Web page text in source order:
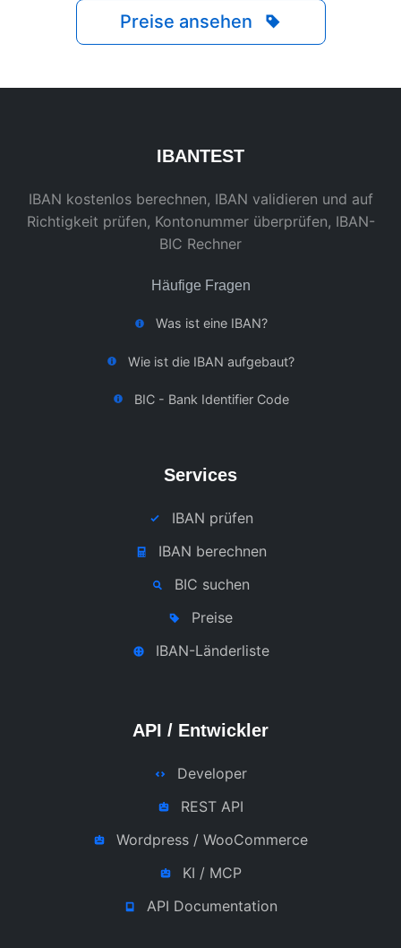
Preise ansehen
IBANTEST
IBAN kostenlos berechnen, IBAN validieren und auf
Richtigkeit prüfen, Kontonummer überprüfen, IBAN-
BIC Rechner
Häufige Fragen
Was ist eine IBAN?
Wie ist die IBAN aufgebaut?
BIC - Bank Identifier Code
Services
IBAN prüfen
IBAN berechnen
BIC suchen
Preise
IBAN-Länderliste
API / Entwickler
Developer
REST API
Wordpress / WooCommerce
KI / MCP
API Documentation